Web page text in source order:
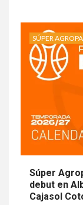
SÚPER
Súper
debut en
Cajasol